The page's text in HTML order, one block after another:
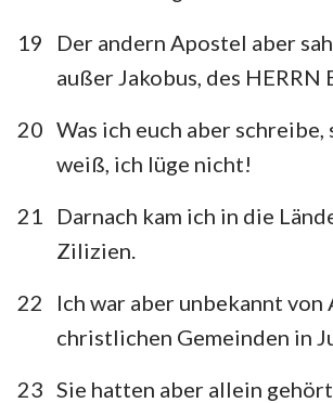
19
Der andern Apostel aber
außer Jakobus, des HERRN
20 Was ich euch aber schreibe,
weiß, ich lüge nicht!
21
Darnach kam ich in die
Zilizien.
22
Ich war aber unbekannt von
christlichen Gemeinden in
23 Sie hatten aber allein